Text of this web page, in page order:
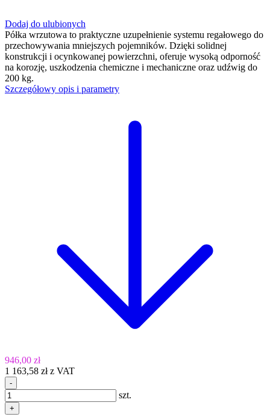
Dodaj do ulubionych
Półka wrzutowa to praktyczne uzupełnienie systemu regałowego do
przechowywania mniejszych pojemników. Dzięki solidnej
konstrukcji i ocynkowanej powierzchni, oferuje wysoką odporność
na korozję, uszkodzenia chemiczne i mechaniczne oraz udźwig do
200 kg.
Szczegółowy opis i parametry
946,00 zł
1 163,58 zł z VAT
-
szt.
+